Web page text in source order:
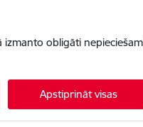
obligāti
Apstiprināt visas